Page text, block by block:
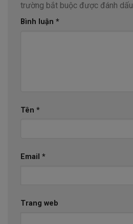
trường bắt buộc được đánh dấu
Bình luận *
Tên *
Email *
Trang web